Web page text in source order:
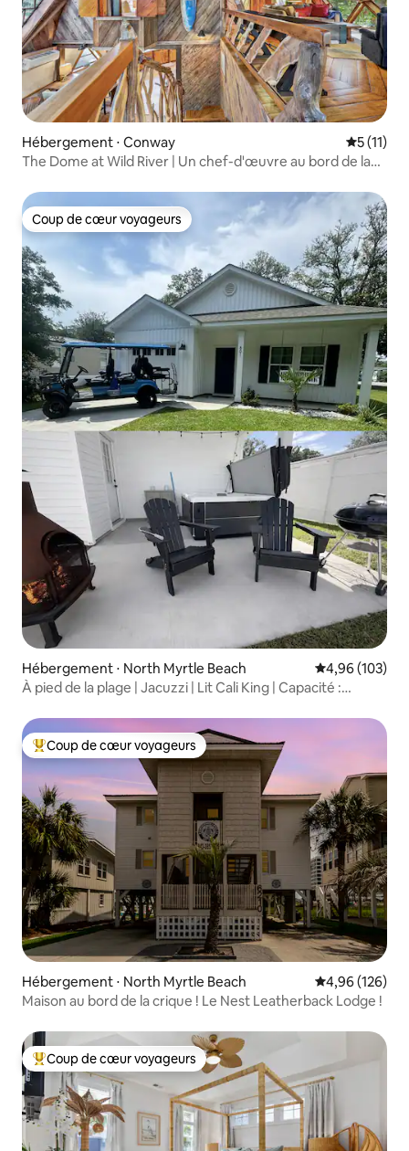
Hébergement ⋅ Conway
5 (11)
The Dome at Wild River | Un chef-d'œuvre au bord de la
Coup de cœur voyageurs
Coup de cœur voyageurs
Hébergement ⋅ North Myrtle Beach Évaluation
4,96 (103)
À pied de la plage | Jacuzzi | Lit Cali King | Capacité :
Coups de cœur voyageurs les plus appréciés
Coup de cœur voyageurs
Hébergement ⋅ North Myrtle Beach Évaluation
4,96 (126)
Maison au bord de la crique ! Le Nest Leatherback Lodge !
Coups de cœur voyageurs les plus appréciés
Coup de cœur voyageurs